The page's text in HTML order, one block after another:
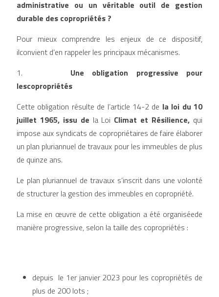
administrative ou un véritable outil de gestion
durable des copropriétés ?
Pour mieux comprendre les enjeux de ce dispositif,
ilconvient d’en rappeler les principaux mécanismes.
1.
Une obligation progressive pour
lescopropriétés
Cette obligation résulte de l’article 14-2 de la loi du 10
juillet 1965, issu de la Loi Climat et Résilience, qui
impose aux syndicats de copropriétaires de faire élaborer
un plan pluriannuel de travaux pour les immeubles de plus
de quinze ans.
Le plan pluriannuel de travaux s’inscrit dans une volonté
de structurer la gestion des immeubles en copropriété.
La mise en œuvre de cette obligation a été organiséede
manière progressive, selon la taille des copropriétés :
depuis  le 1er janvier 2023 pour les copropriétés de
plus de 200 lots ;